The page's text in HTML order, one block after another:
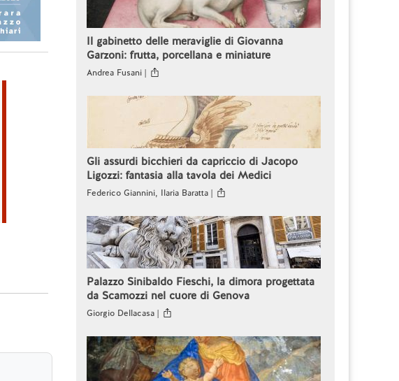
Il gabinetto delle meraviglie di Giovanna
Garzoni: frutta, porcellana e miniature
Andrea Fusani |
Gli assurdi bicchieri da capriccio di Jacopo
Ligozzi: fantasia alla tavola dei Medici
Federico Giannini, Ilaria Baratta |
Palazzo Sinibaldo Fieschi, la dimora progettata
da Scamozzi nel cuore di Genova
Giorgio Dellacasa |